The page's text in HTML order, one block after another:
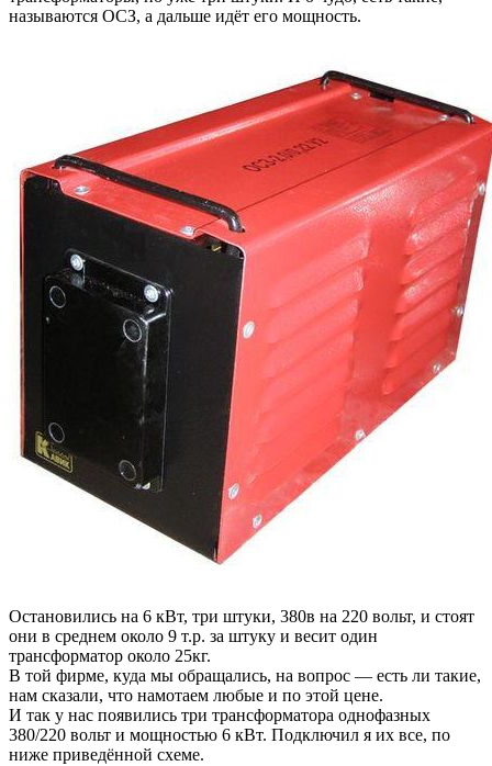
называются ОСЗ, а дальше идёт его мощность.
Остановились на 6 кВт, три штуки, 380в на 220 вольт, и стоят
они в среднем около 9 т.р. за штуку и весит один
трансформатор около 25кг.
В той фирме, куда мы обращались, на вопрос — есть ли такие,
нам сказали, что намотаем любые и по этой цене.
И так у нас появились три трансформатора однофазных
380/220 вольт и мощностью 6 кВт. Подключил я их все, по
ниже приведённой схеме.